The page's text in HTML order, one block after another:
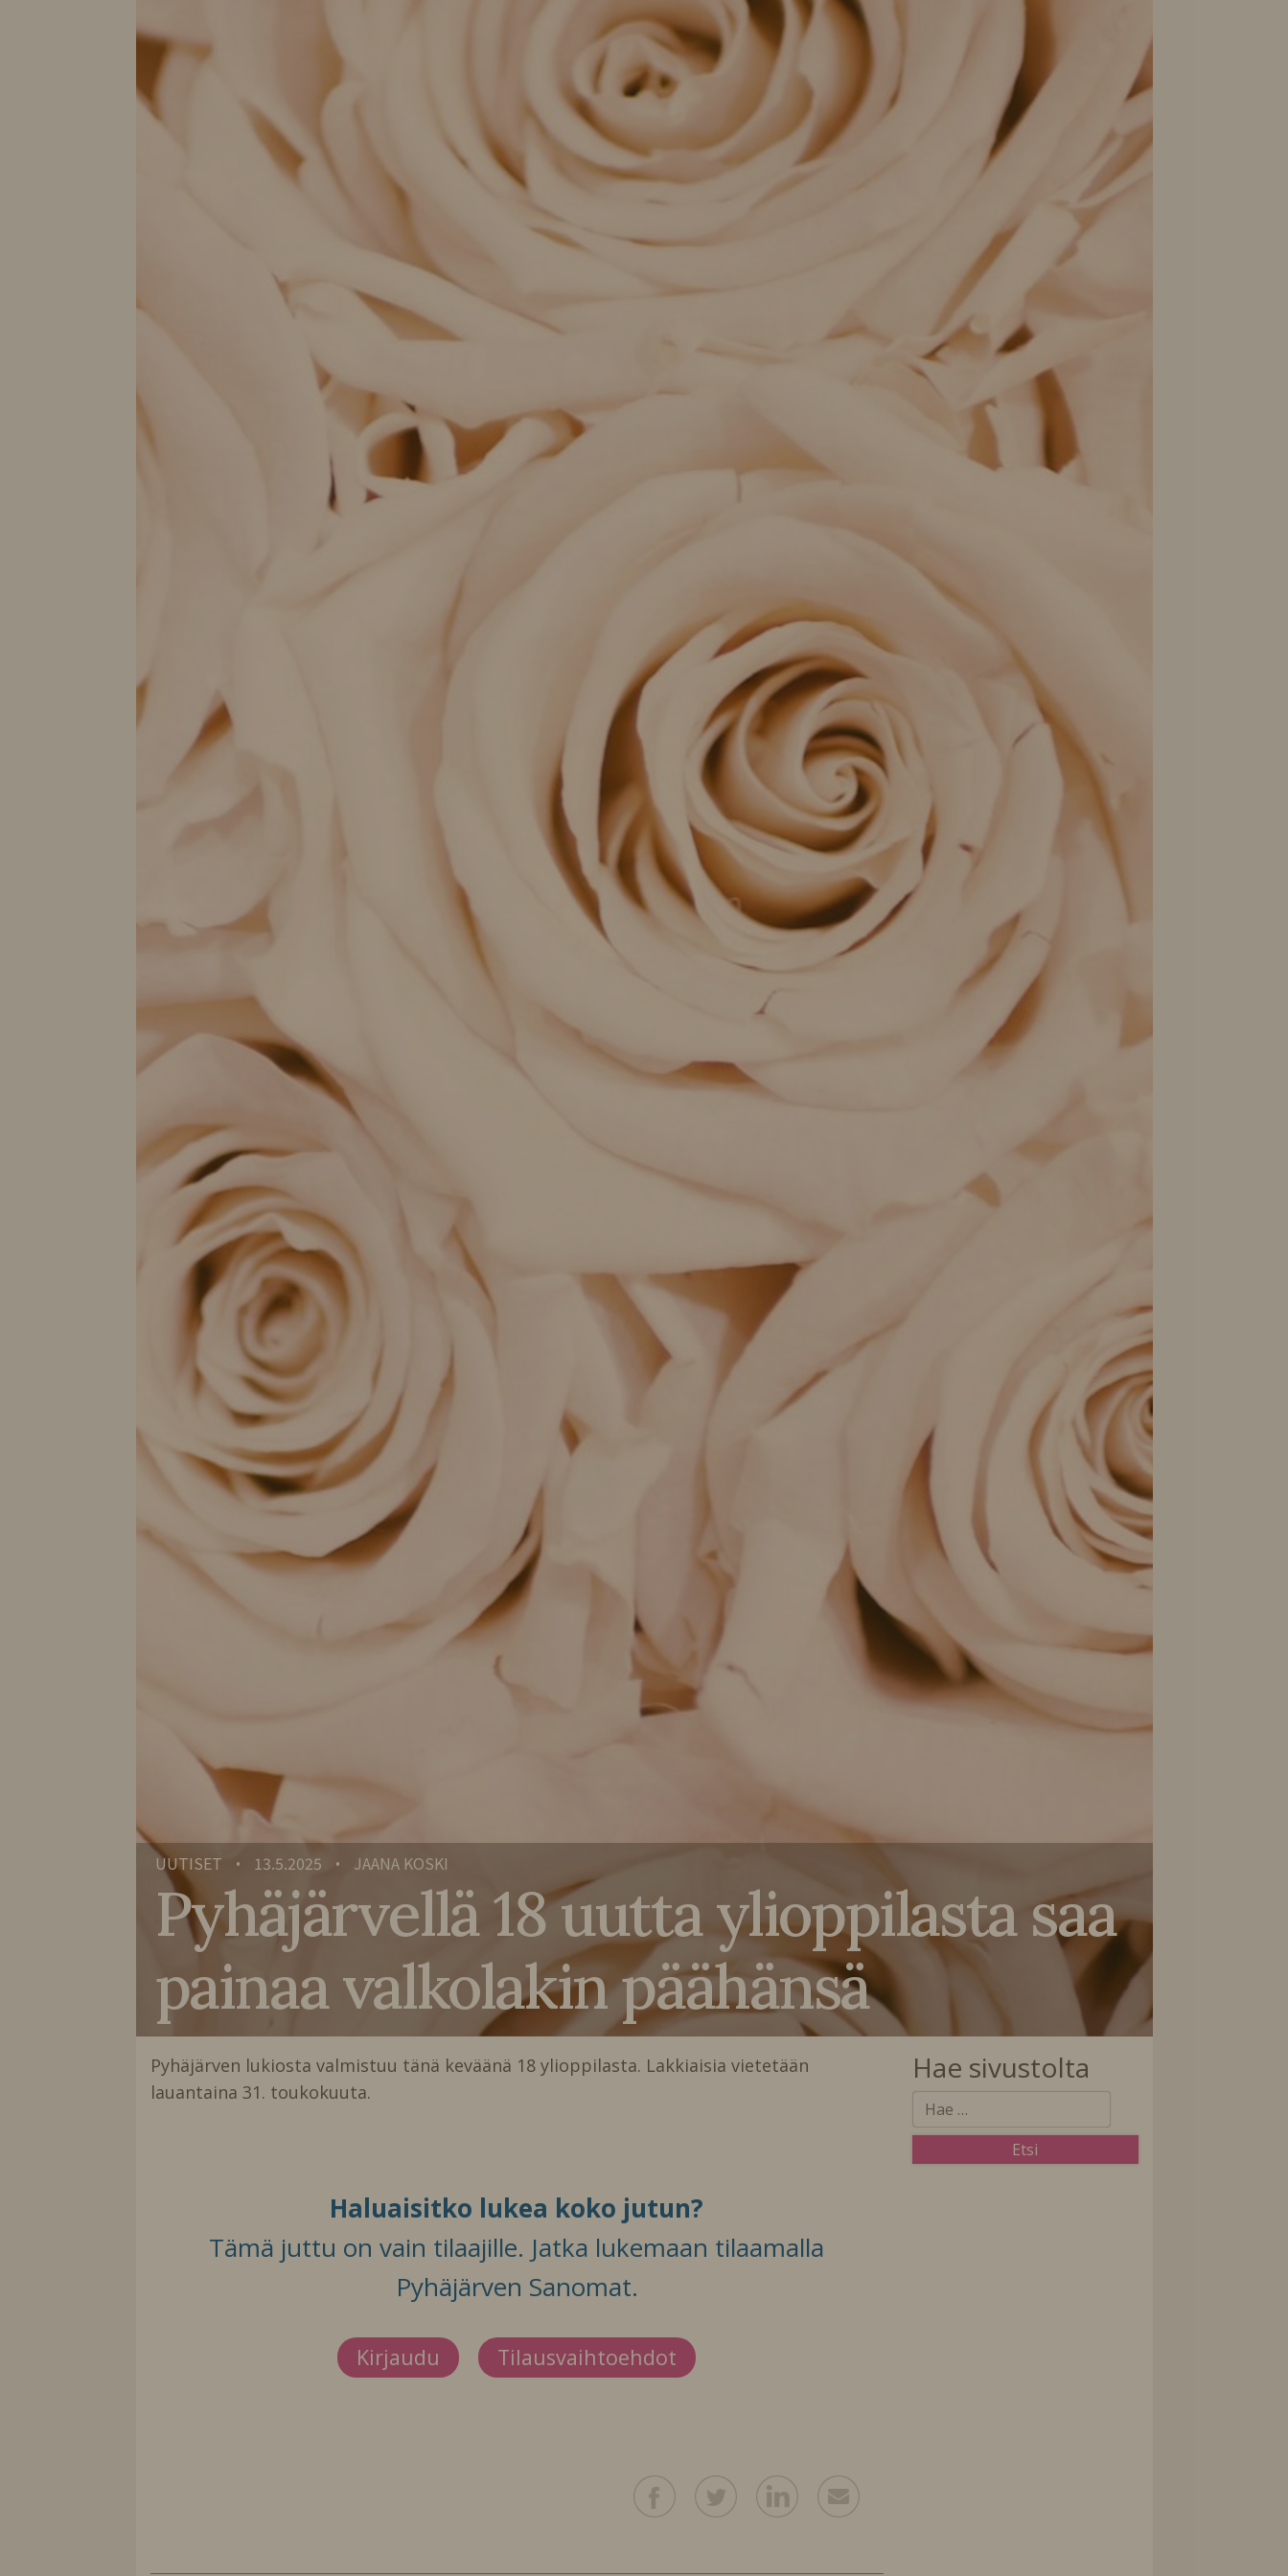
UUTISET • 13.5.2025 • JAANA KOSKI
Pyhäjärvellä 18 uutta ylioppilasta saa
painaa valkolakin päähänsä
Pyhäjärven lukiosta valmistuu tänä keväänä 18 ylioppilasta. Lakkiaisia vietetään
lauantaina 31. toukokuuta.
Haluaisitko lukea koko jutun?
Tämä juttu on vain tilaajille. Jatka lukemaan tilaamalla
Pyhäjärven Sanomat.
Kirjaudu Tilausvaihtoehdot
Hae sivustolta